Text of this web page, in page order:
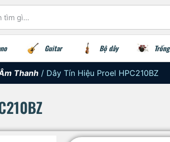
Guitar Bộ dây Trống
Thanh / Dây Tín Hiệu Proel HPC210BZ